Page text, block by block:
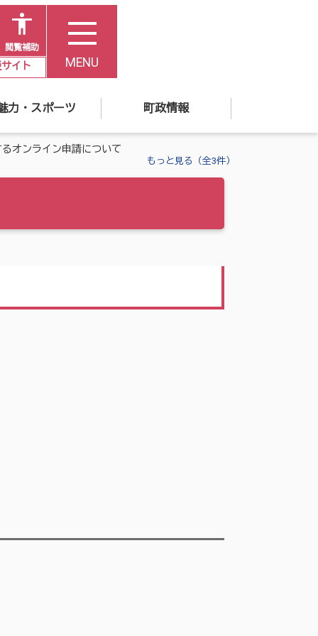
閲覧補助
イト MENU
力・スポーツ 町政情報
オンライン申請について
もっと見る（全3件）